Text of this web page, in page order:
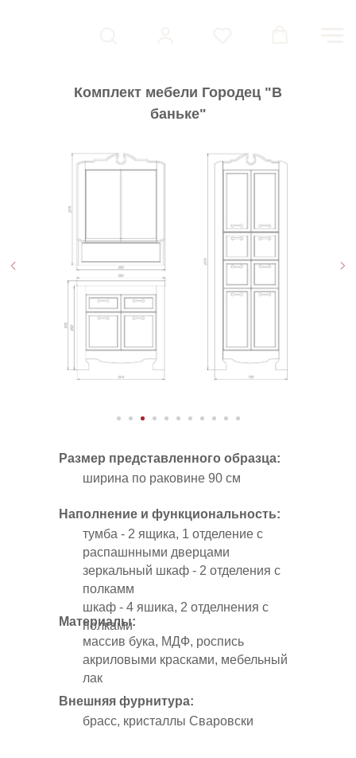
Комплект мебели Городец "В
баньке"
Размер представленного образца:
ширина по раковине 90 см
тумба - 2 ящика, 1 отделение с
распашнными дверцами
зеркальный шкаф - 2 отделения с
полкамм
шкаф - 4 яшика, 2 отделнения с
полками
массив бука, МДФ, роспись
акриловыми красками, мебельный
лак
брасс, кристаллы Сваровски
Материалы:
Внешняя фурнитура:
Наполнение и функциональность: